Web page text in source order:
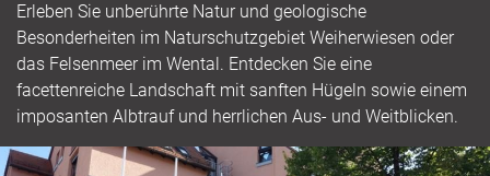
Erleben Sie unberührte Natur und geologische
Besonderheiten im Naturschutzgebiet Weiherwiesen oder
das Felsenmeer im Wental. Entdecken Sie eine
facettenreiche Landschaft mit sanften Hügeln sowie einem
imposanten Albtrauf und herrlichen Aus- und Weitblicken.